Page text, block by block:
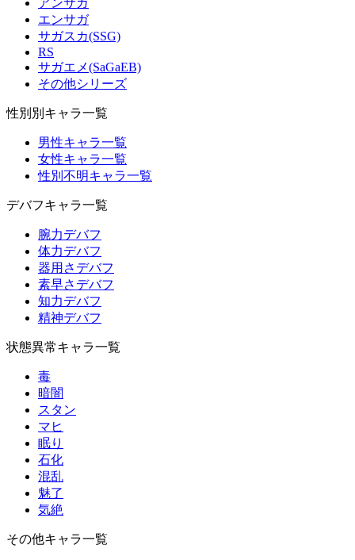
アンサガ
エンサガ
サガスカ(SSG)
RS
サガエメ(SaGaEB)
その他シリーズ
性別別キャラ一覧
男性キャラ一覧
女性キャラ一覧
性別不明キャラ一覧
デバフキャラ一覧
腕力デバフ
体力デバフ
器用さデバフ
素早さデバフ
知力デバフ
精神デバフ
状態異常キャラ一覧
毒
暗闇
スタン
マヒ
眠り
石化
混乱
魅了
気絶
その他キャラ一覧